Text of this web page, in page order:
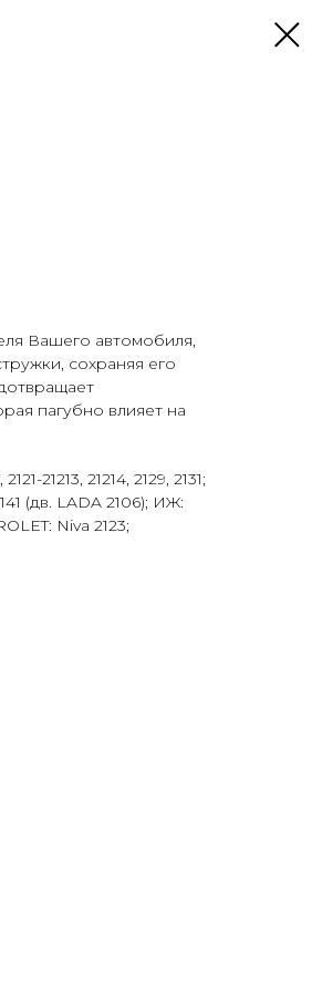
Вашего автомобиля,
сохраняя его
пагубно влияет на
21213, 21214, 2129, 2131;
(дв. LADA 2106); ИЖ:
Niva 2123;